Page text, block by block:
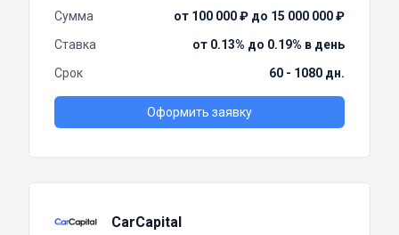
Сумма
от 100 000 ₽ до 15 000 000 ₽
Ставка
от 0.13% до 0.19% в день
Срок
60 - 1080 дн.
Оформить заявку
CarCapital